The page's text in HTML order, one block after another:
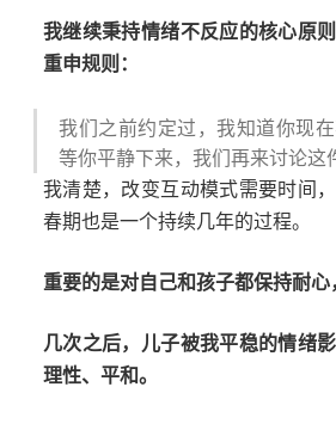
我继续秉持情绪不反应的核心原
重申规则：
我们之前约定过，我知道你现在
等你平静下来，我们再来讨论这
我清楚，改变互动模式需要时间
春期也是一个持续几年的过程。
重要的是对自己和孩子都保持耐心
几次之后，儿子被我平稳的情绪
理性、平和。